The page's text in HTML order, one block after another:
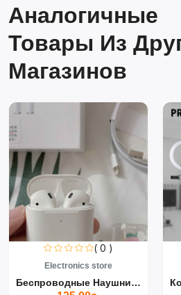
Аналогичные
Товары Из
Магазинов
( 0 )
Electronics store
Беспроводные Наушники Air...